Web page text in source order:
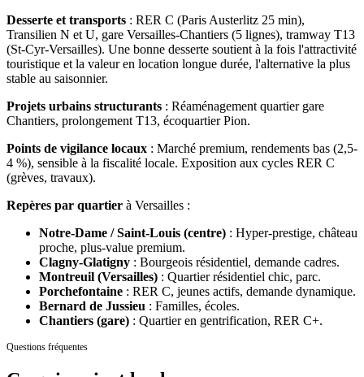
Desserte et transports : RER C (Paris Austerlitz 25 min),
Transilien N et U, gare Versailles-Chantiers (5 lignes), tramway T13
(St-Cyr-Versailles). Une bonne desserte soutient à la fois l'attractivité
touristique et la valeur en location longue durée, l'alternative la plus
stable au saisonnier.
Projets urbains structurants : Réaménagement quartier gare
Chantiers, prolongement T13, écoquartier Pion.
Points de vigilance locaux : Marché premium, rendements bas (2,5-
4 %), sensible à la fiscalité locale. Exposition aux cycles RER C
(grèves, travaux).
Repères par quartier à Versailles :
Notre-Dame / Saint-Louis (centre) : Hyper-prestige, château
proche, plus-value premium.
Clagny-Glatigny : Bourgeois résidentiel, demande cadres.
Montreuil (Versailles) : Quartier résidentiel chic, parc.
Porchefontaine : RER C, jeunes actifs, demande dynamique.
Bernard de Jussieu : Familles, écoles.
Chantiers (gare) : Quartier en gentrification, RER C+.
Questions fréquentes